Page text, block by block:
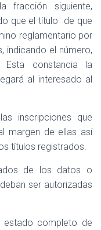
fracción siguiente,
que el título
de que
reglamentario por
indicando el número,
Esta constancia la
al interesado al
inscripciones que
margen de ellas así
títulos registrados.
de los datos o
ser autorizadas
completo de